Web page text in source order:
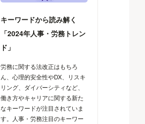
キーワードから読み解く
「2024年人事・労務トレン
ド」
労務に関する法改正はもちろ
ん、心理的安全性やDX、リスキ
リング、ダイバーシティなど、
働き方やキャリアに関する新た
なキーワードが注目されていま
す。人事・労務注目のキーワー